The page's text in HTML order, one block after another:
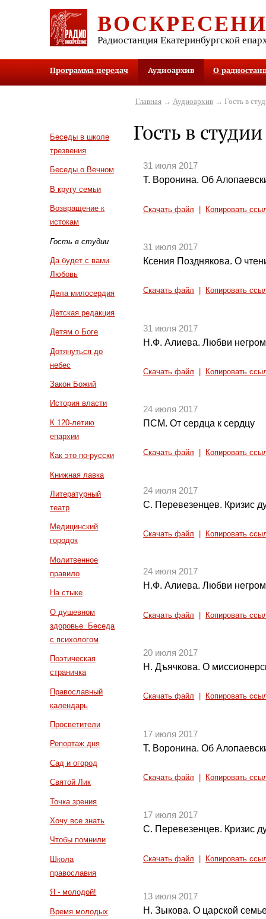
Радиостанция Екатеринбургской
Программа передач Аудиоархив О
Беседы в школе
трезвения
Беседы о Вечном
В кругу семьи
Возвращение к
истокам
Гость в студии
Да будет с вами
Любовь
Дела милосердия
Детская редакция
Детям о Боге
Дотянуться до
небес
Закон Божий
История власти
К 120-летию
епархии
Как это по-русски
Книжная лавка
Литературный
театр
Медицинский
городок
Молитвенное
правило
На стыке
О душевном
здоровье. Беседа
с психологом
Поэтическая
страничка
Православный
календарь
Просветители
Репортаж дня
Сад и огород
Святой Лик
Точка зрения
Хочу все знать
Чтобы помнили
Школа
православия
Я - молодой!
Время молодых
Главная→ Аудиоархив→ Гость в
Гость в студии
31 июля 2017
Т. Воронина. Об
Скачать файл Копировать
31 июля 2017
Ксения Позднякова. О
Скачать файл Копировать
31 июля 2017
Н.Ф. Алиева. Любви
Скачать файл Копировать
24 июля 2017
ПСМ. От сердца к сердцу
Скачать файл Копировать
24 июля 2017
С. Перевезенцев. Кризис
Скачать файл Копировать
24 июля 2017
Н.Ф. Алиева. Любви
Скачать файл Копировать
20 июля 2017
Н. Дъячкова. О
Скачать файл Копировать
17 июля 2017
Т. Воронина. Об
Скачать файл Копировать
17 июля 2017
С. Перевезенцев. Кризис
Скачать файл Копировать
13 июля 2017
Н. Зыкова. О царской